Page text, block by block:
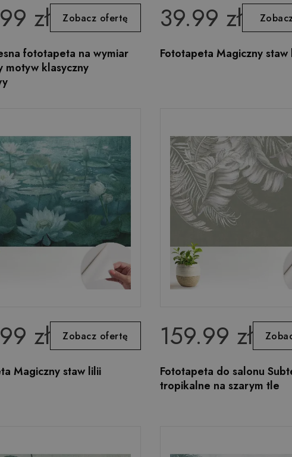
zł Zobacz ofertę
fototapeta na wymiar
motyw klasyczny
39.99 zł
Fototapeta Magiczny staw
zł Zobacz ofertę
Magiczny staw lilii
159.99 zł
Fototapeta do salonu
tropikalne na szarym tle